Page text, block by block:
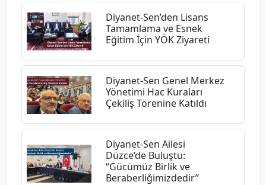
Diyanet-Sen’den Lisans
Tamamlama ve Esnek
Eğitim İçin YÖK Ziyareti
Diyanet-Sen Genel Merkez
Yönetimi Hac Kuraları
Çekiliş Törenine Katıldı
Diyanet-Sen Ailesi
Düzce’de Buluştu:
“Gücümüz Birlik ve
Beraberliğimizdedir”